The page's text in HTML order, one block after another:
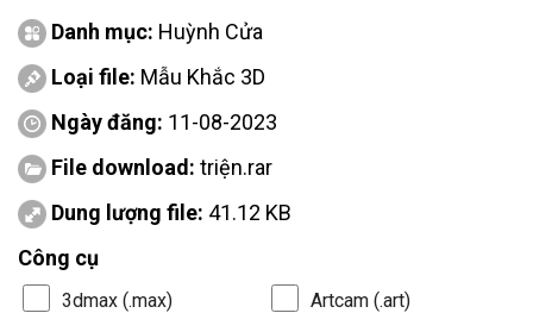
Danh mục: Huỳnh Cửa
Loại file: Mẫu Khắc 3D
Ngày đăng: 11-08-2023
File download: triện.rar
Dung lượng file: 41.12 KB
Công cụ
3dmax (.max)
Artcam (.art)